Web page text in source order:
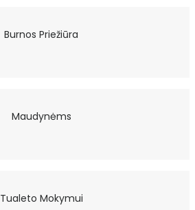
Burnos Priežiūra
Maudynėms
Tualeto Mokymui